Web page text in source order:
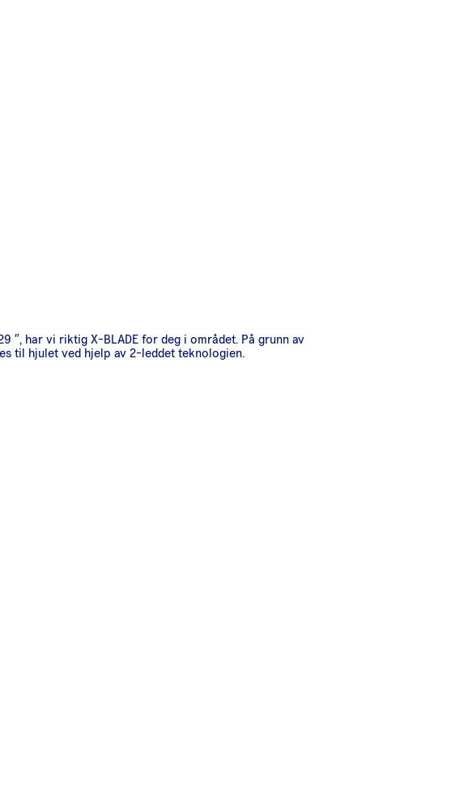
″, har vi riktig X-BLADE for deg i området. På grunn av
til hjulet ved hjelp av 2-leddet teknologien.